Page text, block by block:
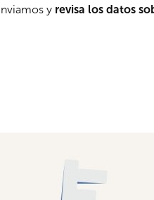
y revisa los datos